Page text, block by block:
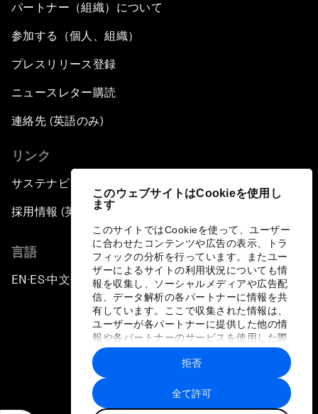
このウェブサイトはCookieを使用し
ます
このサイトではCookieを使って、ユーザー
に合わせたコンテンツや広告の表示、トラ
フィックの分析を行っています。またユー
ザーによるサイトの利用状況についても情
報を収集し、ソーシャルメディアや広告配
信、データ解析の各パートナーに情報を共
有しています。ここで収集された情報は、
ユーザーが各パートナーに提供した他の情
報や各パートナーのサービスを使用した際
に収集された情報と組み合わされ、各パー
トナーによって使用されることがありま
す。
全て許可
拒否
パートナー（組織）について
参加する（個人、組織）
プレスリリース登録
ニュースレター購読
連絡先 (英語のみ)
リンク
サステナビリティへの取り組み
採用情報 (英語のみ)
言語
EN ▪ES▪中文▪ 日本語
プライバシーポリシーと利用規約
サイトマップ